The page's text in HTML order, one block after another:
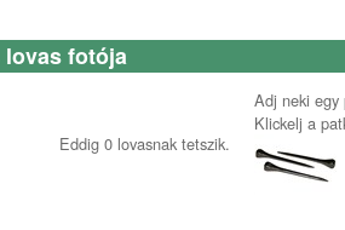
fotója
Eddig 0 lovasnak tetszik.
Adj neki
Klickelj a